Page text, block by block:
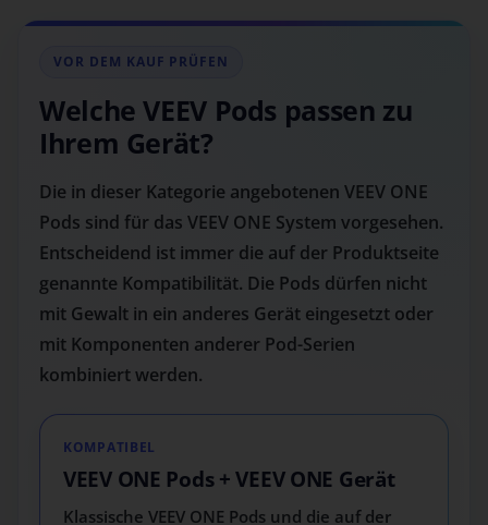
VOR DEM KAUF PRÜFEN
Welche VEEV Pods passen zu
Ihrem Gerät?
Die in dieser Kategorie angebotenen VEEV ONE
Pods sind für das VEEV ONE System vorgesehen.
Entscheidend ist immer die auf der Produktseite
genannte Kompatibilität. Die Pods dürfen nicht
mit Gewalt in ein anderes Gerät eingesetzt oder
mit Komponenten anderer Pod-Serien
kombiniert werden.
KOMPATIBEL
VEEV ONE Pods + VEEV ONE Gerät
Klassische VEEV ONE Pods und die auf der